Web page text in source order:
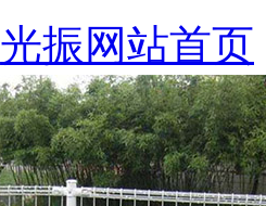
光振网站首页